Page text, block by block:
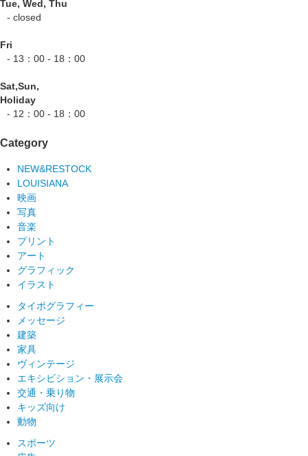
Tue, Wed, Thu
- closed
Fri
- 13：00 - 18：00
Sat,Sun,
Holiday
- 12：00 - 18：00
Category
NEW&RESTOCK
LOUISIANA
映画
写真
音楽
プリント
アート
グラフィック
イラスト
タイポグラフィー
メッセージ
建築
家具
ヴィンテージ
エキシビション・展示会
交通・乗り物
キッズ向け
動物
スポーツ